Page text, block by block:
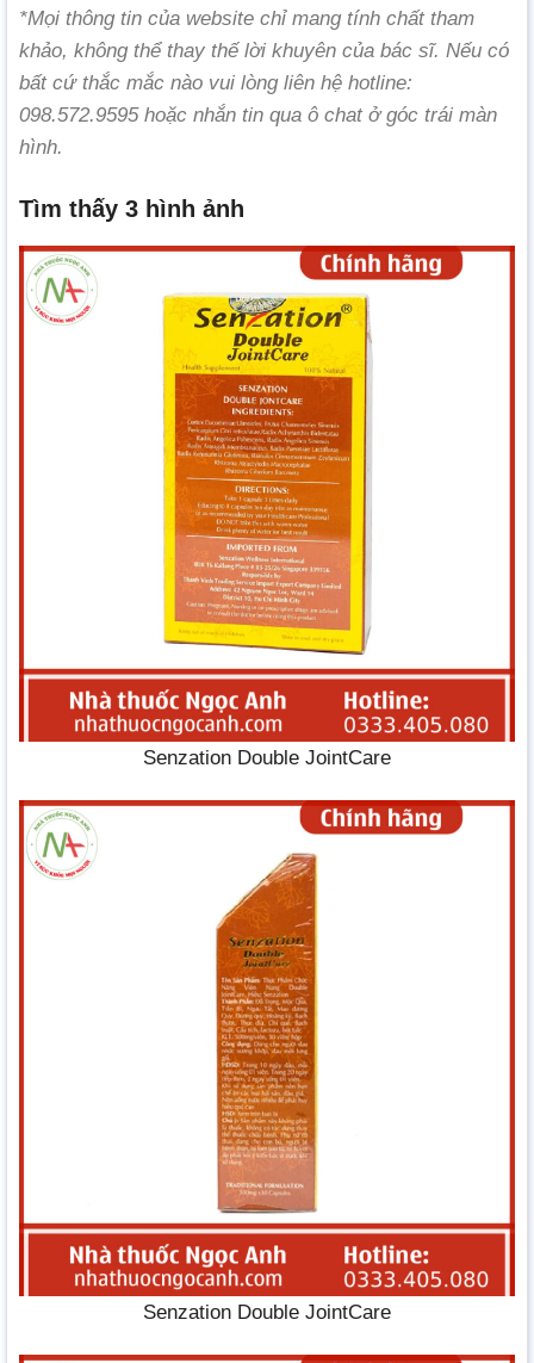
*Mọi thông tin của website chỉ mang tính chất tham
khảo, không thể thay thế lời khuyên của bác sĩ. Nếu có
bất cứ thắc mắc nào vui lòng liên hệ hotline:
098.572.9595 hoặc nhắn tin qua ô chat ở góc trái màn
hình.
Tìm thấy 3 hình ảnh
Senzation Double JointCare
Senzation Double JointCare